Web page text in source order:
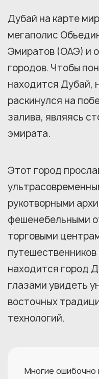
Дубай на карте
мегаполис
Эмиратов (ОАЭ) и
городов. Чтобы
находится Дубай,
раскинулся на
залива, являясь
эмирата.
Этот город
рукотворными
фешенебельными
торговыми
находится город
глазами увидеть
восточных
технологий.
Многие